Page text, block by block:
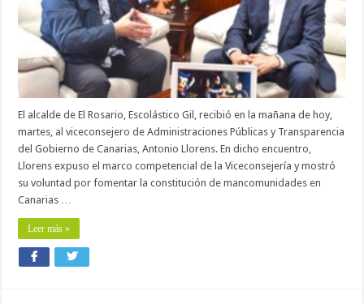
Canarias,
apuesta
por
el
fomento
de
las
en
su
visita
a
El
El alcalde de El Rosario, Escolástico Gil, recibió en la mañana de hoy,
martes, al viceconsejero de Administraciones Públicas y Transparencia
del Gobierno de Canarias, Antonio Llorens. En dicho encuentro,
Llorens expuso el marco competencial de la Viceconsejería y mostró
su voluntad por fomentar la constitución de mancomunidades en
Canarias …
Leer más »